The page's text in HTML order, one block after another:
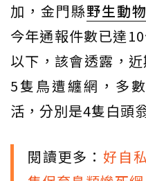
加，金門縣野生動物
今年通報件數已達
以下，該會透露，
5隻鳥遭纏網，多
活，分別是4隻白頭
閱讀更多：好自